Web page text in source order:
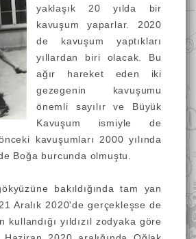
yaklaşık 20 yılda bir
kavuşum yaparlar. 2020
de kavuşum yaptıkları
yıllardan biri olacak. Bu
ağır hareket eden iki
gezegenin kavuşumu
önemli sayılır ve Büyük
Kavuşum ismiyle de
kavuşumları 2000 yılında
Boğa burcunda olmuştu.
bakıldığında tam yan
Aralık 2020'de gerçekleşse de
yıldızıl zodyaka göre